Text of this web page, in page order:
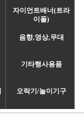
자이언트배너(트라
이폴)
음향,영상,무대
기타행사용품
오락기/놀이기구